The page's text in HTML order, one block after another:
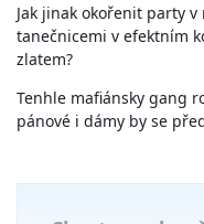
Jak jinak okořenit party
tanečnicemi v efektním
zlatem?
Tenhle mafiánsky gang
pánové i dámy by se